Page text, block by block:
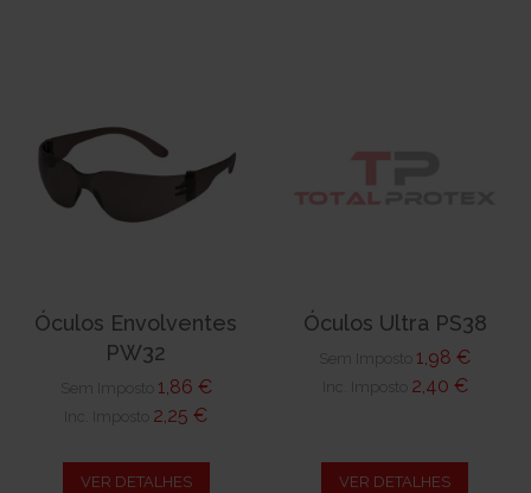
Óculos Envolventes
PW32
Sem Imposto 1,86 €
Inc. Imposto 2,25 €
VER DETALHES
Óculos Ultra PS38
Sem Imposto 1,98 €
Inc. Imposto 2,40 €
VER DETALHES